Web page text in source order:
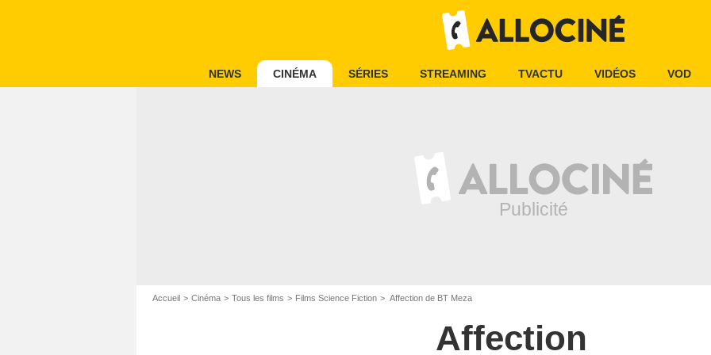
NEWS CINÉMA SÉRIES STREAMING TVACTU VIDÉOS VOD
Accueil Cinéma Tous les films Films Science Fiction Affection de BT Meza
Affection